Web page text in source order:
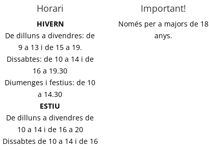
Horari
HIVERN
De dilluns a divendres: de
9 a 13 i de 15 a 19.
Dissabtes: de 10 a 14 i de
16 a 19.30
Diumenges i festius: de 10
a 14.30
ESTIU
De dilluns a divendres de
10 a 14 i de 16 a 20
Dissabtes de 10 a 14 i de 16
Important!
Només per a majors de 18
anys.